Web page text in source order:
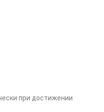
при достижении